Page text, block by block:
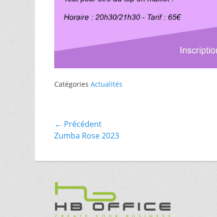
Catégories Actualités
Navigation
de
l’article
← Précédent
Article
Zumba Rose 2023